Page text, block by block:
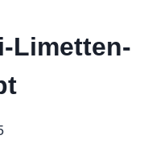
Limetten-